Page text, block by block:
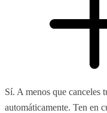
Sí. A menos que canceles
automáticamente. Ten en